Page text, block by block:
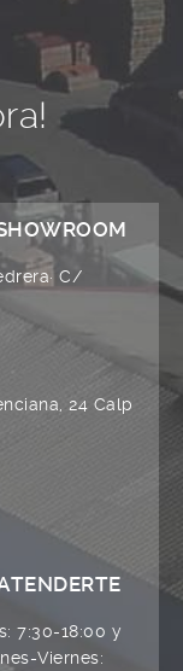
C/
24 Calp
7:30-18:00 y
Viernes: